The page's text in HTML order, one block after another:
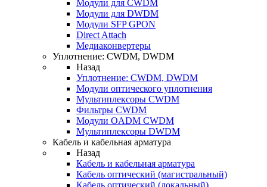
Модули для CWDM
Модули для DWDM
Модули SFP GPON
Direct Attach
Медиаконвертеры
Уплотнение: CWDM, DWDM
Назад
Уплотнение: CWDM, DWDM
Модули оптического уплотнения
Мультиплексоры CWDM
Фильтры CWDM
Модули OADM CWDM
Мультиплексоры DWDM
Кабель и кабельная арматура
Назад
Кабель и кабельная арматура
Кабель оптический (магистральный)
Кабель оптический (локальный)